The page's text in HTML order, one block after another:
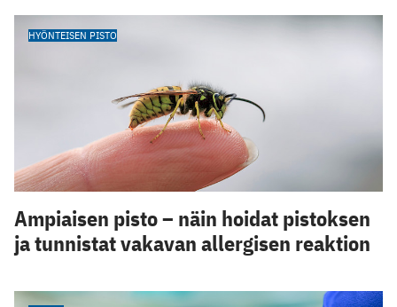
HYÖNTEISEN PISTO
Ampiaisen pisto – näin hoidat pistoksen
ja tunnistat vakavan allergisen reaktion